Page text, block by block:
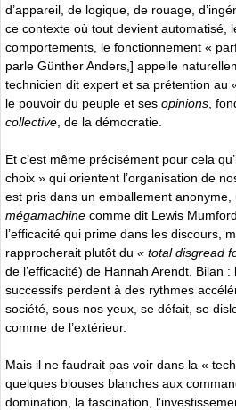
d’appareil, de logique, de rouage,
ce contexte où tout devient automatisé,
comportements, le fonctionnement «
parle Günther Anders,] appelle
technicien dit expert et sa prétention au
le pouvoir du peuple et ses opinions ,
collective , de la démocratie.
Et c’est même précisément pour cela
choix » qui orientent l’organisation de
est pris dans un emballement
mégamachine comme dit Lewis
l’efficacité qui prime dans les discours,
rapprocherait plutôt du « total disgread
de l’efficacité) de Hannah Arendt. Bilan
successifs perdent à des rythmes
société, sous nos yeux, se défait, se
comme de l’extérieur.
Mais il ne faudrait pas voir dans la «
quelques blouses blanches aux
domination, la fascination,